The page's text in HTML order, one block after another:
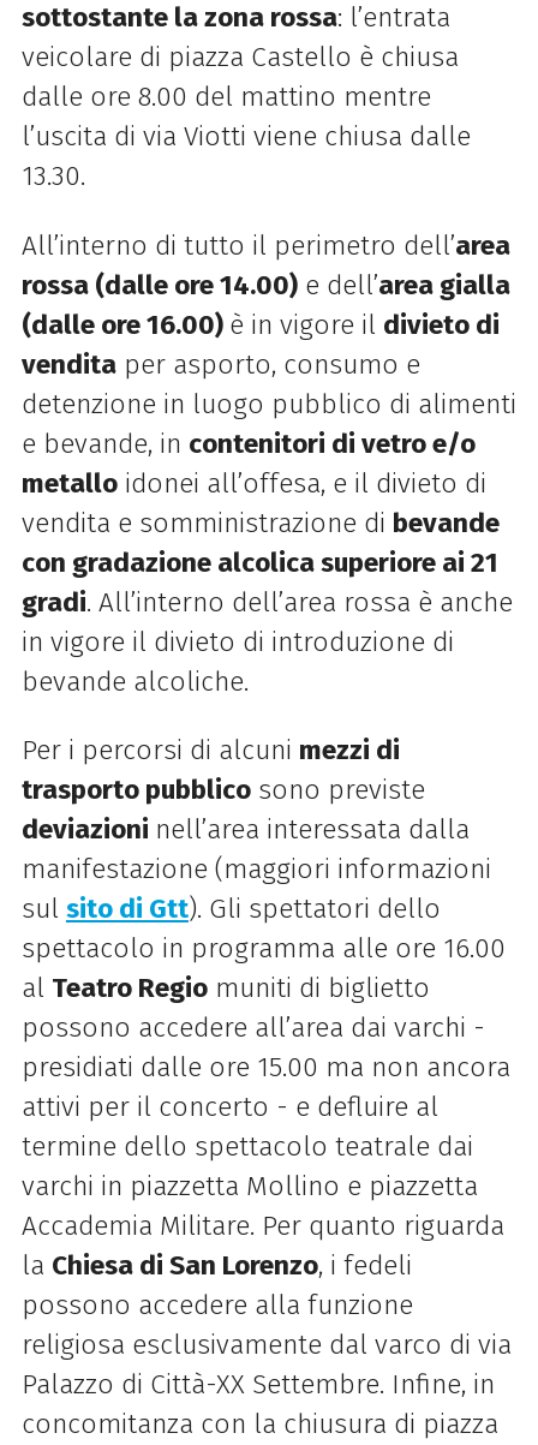
sottostante la zona rossa: l’entrata
veicolare di piazza Castello è chiusa
dalle ore 8.00 del mattino mentre
l’uscita di via Viotti viene chiusa dalle
13.30.
All’interno di tutto il perimetro dell’area
rossa (dalle ore 14.00)e dell’area gialla
(dalle ore 16.00) è in vigore il divieto di
venditaper asporto, consumo e
detenzione in luogo pubblico di alimenti
e bevande, in contenitori di vetro e/o
metalloidonei all’offesa, e il divieto di
vendita e somministrazione di bevande
con gradazione alcolica superiore ai 21
gradi. All’interno dell’area rossa è anche
in vigore il divieto di introduzione di
bevande alcoliche.
Per i percorsi di alcuni mezzi di
trasporto pubblicosono previste
deviazioni nell’area interessata dalla
manifestazione (maggiori informazioni
sul sito di Gtt). Gli spettatori dello
spettacolo in programma alle ore 16.00
al Teatro Regiomuniti di biglietto
possono accedere all’area dai varchi -
presidiati dalle ore 15.00 ma non ancora
attivi per il concerto - e defluire al
termine dello spettacolo teatrale dai
varchi in piazzetta Mollino e piazzetta
Accademia Militare. Per quanto riguarda
la Chiesa di San Lorenzo, i fedeli
possono accedere alla funzione
religiosa esclusivamente dal varco di via
Palazzo di Città-XX Settembre. Infine, in
concomitanza con la chiusura di piazza